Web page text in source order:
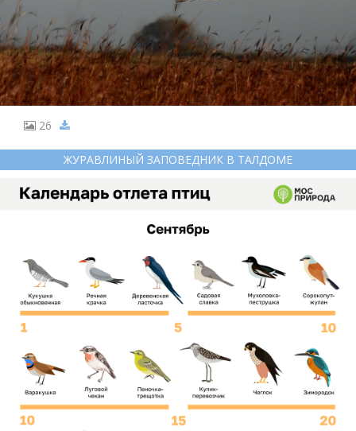
26
ЖУРАВЛИНЫЙ ЗАПОВЕДНИК В ТАЛДОМЕ